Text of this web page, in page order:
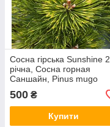
Сосна гірська Sunshine 2
річна, Сосна горная
Саншайн, Pinus mugo
Sunshine
500 ₴
Купити